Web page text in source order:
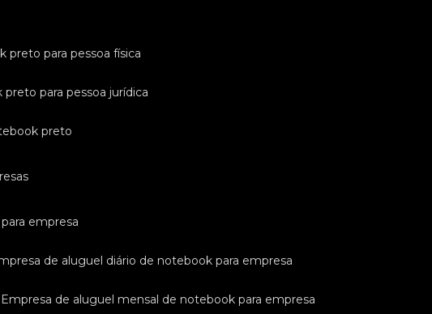
preto para pessoa física
preto para pessoa jurídica
preto
empresa
de aluguel diário de notebook para empresa
empresa de aluguel mensal de notebook para empresa